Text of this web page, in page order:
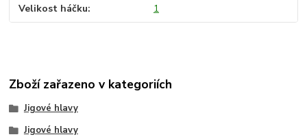
Velikost háčku 1
Zboží zařazeno v kategoriích
Jigové hlavy
Jigové hlavy